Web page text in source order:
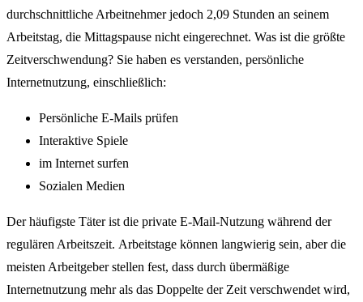
durchschnittliche Arbeitnehmer jedoch 2,09 Stunden an seinem
Arbeitstag, die Mittagspause nicht eingerechnet. Was ist die größte
Zeitverschwendung? Sie haben es verstanden, persönliche
Internetnutzung, einschließlich:
Persönliche E-Mails prüfen
Interaktive Spiele
im Internet surfen
Sozialen Medien
Der häufigste Täter ist die private E-Mail-Nutzung während der
regulären Arbeitszeit. Arbeitstage können langwierig sein, aber die
meisten Arbeitgeber stellen fest, dass durch übermäßige
Internetnutzung mehr als das Doppelte der Zeit verschwendet wird,